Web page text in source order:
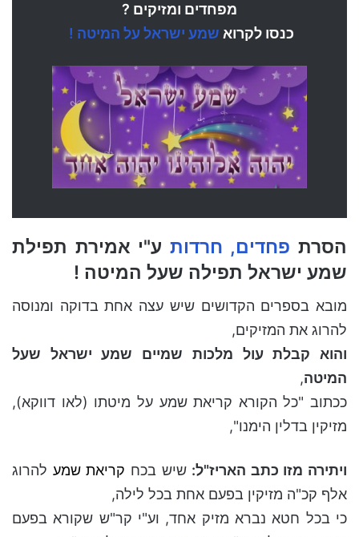
מפחדים ומזיקים ?
כנסו לקרוא שמע ישראל על המיטה !
הסרת פחדים, חרדות ע"י אמירת תפילת
שמע ישראל תפילה שעל המיטה !
מובא בספרים הקדושים שיש עצה אחת בדוקה ומנוסה
להרוג את המזיקים,
והוא קבלת עול מלכות שמיים שמע ישראל שעל
המיטה,
ככתוב "כל הקורא קריאת שמע על מיטתו (לאו דווקא),
מזיקין בדלין הימנו",
ויתירה מזו כתב האריז"ל: שיש בכח קריאת שמע להרוג
אלף קכ"ה מזיקין בפעם אחת בכל לילה,
כי בכל חטא נברא מזיק אחד, וע"י קר"ש שקורא בפעם